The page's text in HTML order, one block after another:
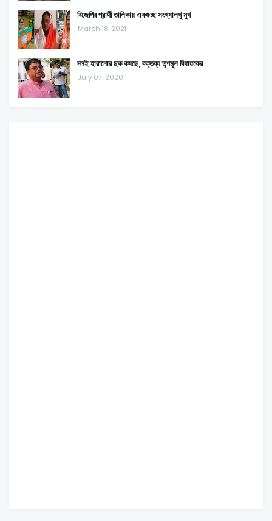
বিজেপির প্রার্থী তালিকায় একগুচ্ছ সংখ্যালখু মুখ
March 18, 2021
দলই হারানোর ছক কষছে, বক্তব্য তৃণমূল বিধায়কের
July 07, 2020